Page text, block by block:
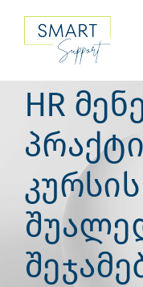
content
HR
კურსის